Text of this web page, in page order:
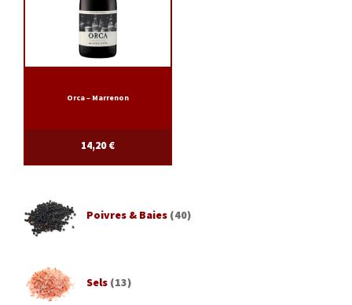
Orca – Marrenon
14,20€
Poivres & Baies (40)
Sels (13)